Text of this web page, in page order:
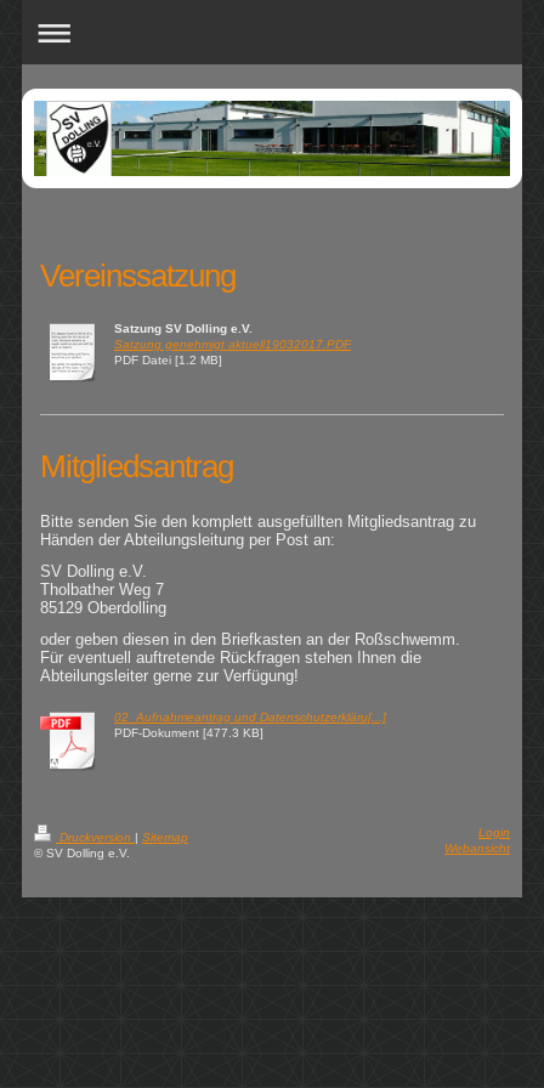
Vereinssatzung
Satzung SV Dolling e.V.
Satzung genehmigt aktuell19032017.PDF
PDF Datei [1.2 MB]
Mitgliedsantrag
Bitte senden Sie den komplett ausgefüllten Mitgliedsantrag zu
Händen der Abteilungsleitung per Post an:
SV Dolling e.V.
Tholbather Weg 7
85129 Oberdolling
oder geben diesen in den Briefkasten an der Roßschwemm.
Für eventuell auftretende Rückfragen stehen Ihnen die
Abteilungsleiter gerne zur Verfügung!
02_Aufnahmeantrag und Datenschutzerkläru[...]
PDF-Dokument [477.3 KB]
Druckversion
Sitemap
© SV Dolling e.V.
Login
Webansicht